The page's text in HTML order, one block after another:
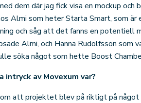
dem där jag fick visa en mockup
Almi som heter Starta Smart, som är
och såg att det fanns en potentiell
Almi, och Hanna Rudolfsson som
söka något som hette Boost
av Movexum var?
att projektet blev på riktigt på